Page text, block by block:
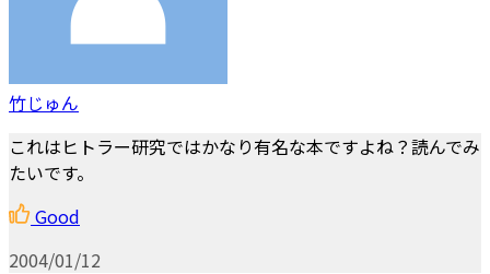
竹じゅん
これはヒトラー研究ではかなり有名な本ですよね？読んでみ
たいです。
Good
2004/01/12